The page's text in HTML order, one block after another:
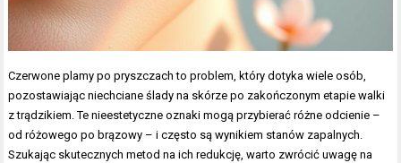
Czerwone plamy po pryszczach to problem, który dotyka wiele osób,
pozostawiając niechciane ślady na skórze po zakończonym etapie walki
z trądzikiem. Te nieestetyczne oznaki mogą przybierać różne odcienie –
od różowego po brązowy – i często są wynikiem stanów zapalnych.
Szukając skutecznych metod na ich redukcję, warto zwrócić uwagę na